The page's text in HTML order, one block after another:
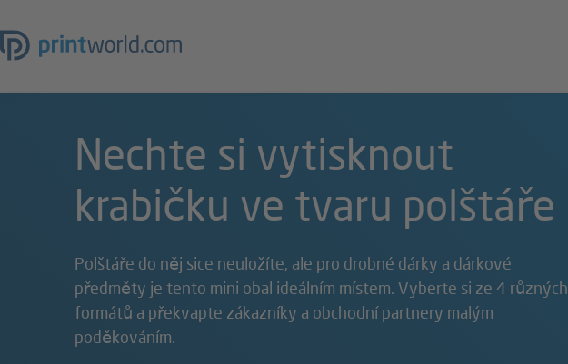
Nechte si vytisknout
krabičku ve tvaru polštáře
Polštáře do něj sice neuložíte, ale pro drobné dárky a dárkové
předměty je tento mini obal ideálním místem. Vyberte si ze 4 různých
formátů a překvapte zákazníky a obchodní partnery malým
poděkováním.